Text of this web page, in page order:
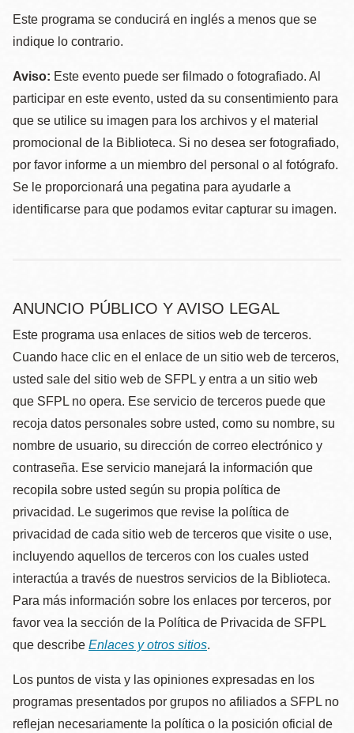
Este programa se conducirá en inglés a menos que se
indique lo contrario.
Aviso: Este evento puede ser filmado o fotografiado. Al
participar en este evento, usted da su consentimiento para
que se utilice su imagen para los archivos y el material
promocional de la Biblioteca. Si no desea ser fotografiado,
por favor informe a un miembro del personal o al fotógrafo.
Se le proporcionará una pegatina para ayudarle a
identificarse para que podamos evitar capturar su imagen.
ANUNCIO PÚBLICO Y AVISO LEGAL
Este programa usa enlaces de sitios web de terceros.
Cuando hace clic en el enlace de un sitio web de terceros,
usted sale del sitio web de SFPL y entra a un sitio web
que SFPL no opera. Ese servicio de terceros puede que
recoja datos personales sobre usted, como su nombre, su
nombre de usuario, su dirección de correo electrónico y
contraseña. Ese servicio manejará la información que
recopila sobre usted según su propia política de
privacidad. Le sugerimos que revise la política de
privacidad de cada sitio web de terceros que visite o use,
incluyendo aquellos de terceros con los cuales usted
interactúa a través de nuestros servicios de la Biblioteca.
Para más información sobre los enlaces por terceros, por
favor vea la sección de la Política de Privacida de SFPL
que describe Enlaces y otros sitios.
Los puntos de vista y las opiniones expresadas en los
programas presentados por grupos no afiliados a SFPL no
reflejan necesariamente la política o la posición oficial de